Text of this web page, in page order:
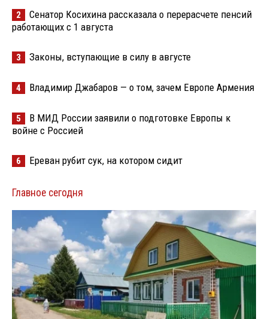
2
Сенатор Косихина рассказала о перерасчете пенсий
работающих с 1 августа
3 Законы, вступающие в силу в августе
4 Владимир Джабаров — о том, зачем Европе Армения
5
В МИД России заявили о подготовке Европы к
войне с Россией
6 Ереван рубит сук, на котором сидит
Главное сегодня